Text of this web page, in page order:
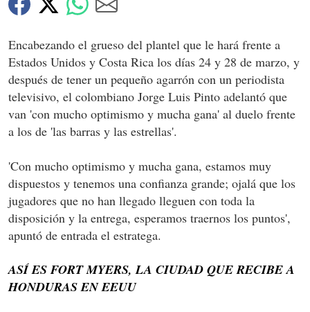
Encabezando el grueso del plantel que le hará frente a
Estados Unidos y Costa Rica los días 24 y 28 de marzo, y
después de tener un pequeño agarrón con un periodista
televisivo, el colombiano Jorge Luis Pinto adelantó que
van 'con mucho optimismo y mucha gana' al duelo frente
a los de 'las barras y las estrellas'.
'Con mucho optimismo y mucha gana, estamos muy
dispuestos y tenemos una confianza grande; ojalá que los
jugadores que no han llegado lleguen con toda la
disposición y la entrega, esperamos traernos los puntos',
apuntó de entrada el estratega.
ASÍ ES FORT MYERS, LA CIUDAD QUE RECIBE A
HONDURAS EN EEUU